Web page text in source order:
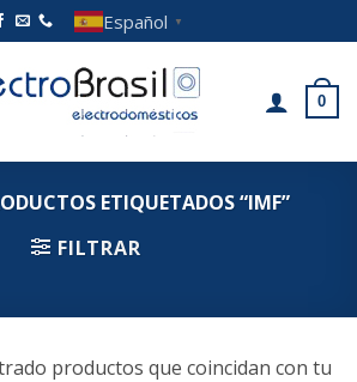
Español ▼
0
ETIQUETADOS “IMF”
FILTRAR
productos que coincidan con tu